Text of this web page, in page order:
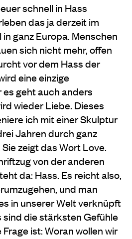
schnell in Hass
das ja derzeit im
ganz Europa. Menschen
sich nicht mehr, offen
vor dem Hass der
eine einzige
es geht auch anders
wieder Liebe. Dieses
ich mit einer Skulptur
Jahren durch ganz
zeigt das Wort Love.
von der anderen
da: Hass. Es reicht also,
und man
in unserer Welt verknüpft
sind die stärksten Gefühle
ist: Woran wollen wir